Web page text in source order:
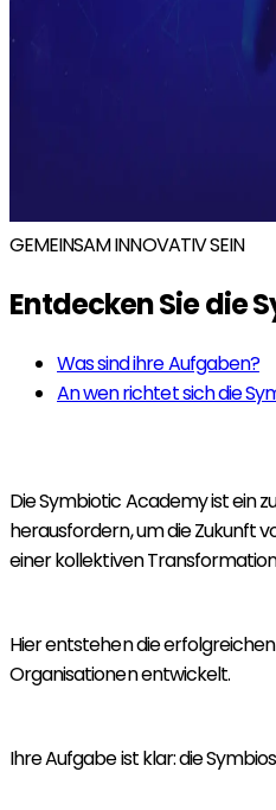
GEMEINSAM INNOVATIV SEIN
Entdecken Sie die
Was sind ihre Aufgaben?
An wen richtet sich die
Die Symbiotic Academy ist ein
herausfordern, um die Zukunft
einer kollektiven
Hier entstehen die
Organisationen entwickelt.
Ihre Aufgabe ist klar: die